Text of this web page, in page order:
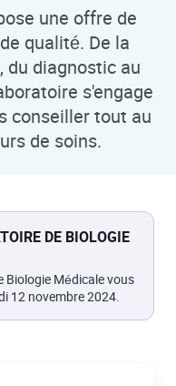
une offre de
qualité. De la
du diagnostic au
s'engage
conseiller tout au
de soins.
DE BIOLOGIE
Médicale vous
12 novembre 2024.